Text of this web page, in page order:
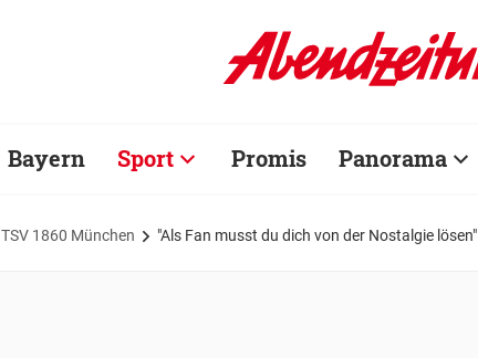
Bayern Sport Promis Panorama
TSV 1860 München "Als Fan musst du dich von der Nostalgie lösen"